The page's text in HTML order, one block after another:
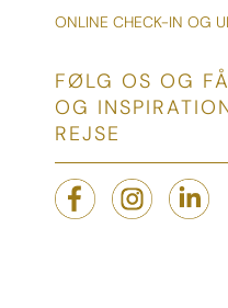
ONLINE CHECK-IN OG
FØLG OS OG
OG
REJSE